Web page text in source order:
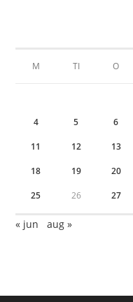
M TI O
4 5 6
11 12 13
18 19 20
25 26 27
« jun aug »